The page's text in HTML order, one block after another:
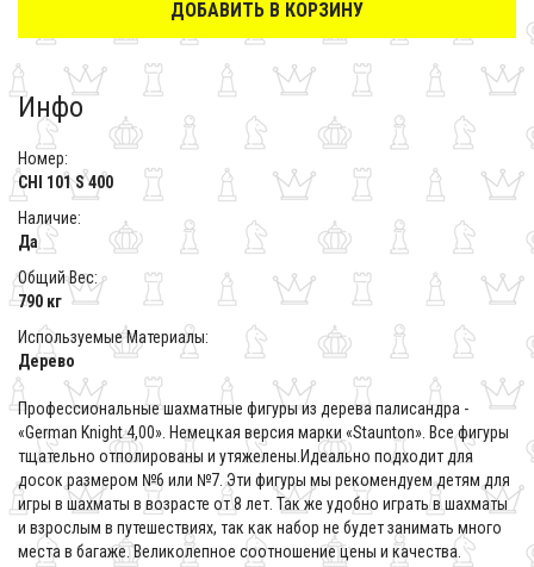
ДОБАВИТЬ В КОРЗИНУ
Инфо
Номер:
CHI 101 S 400
Наличие:
Да
Общий Вес:
790 кг
Используемые Материалы:
Дерево
Профессиональные шахматные фигуры из дерева палисандра -
«German Knight 4,00». Немецкая версия марки «Staunton». Все фигуры
тщательно отполированы и утяжелены.Идеально подходит для
досок размером №6 или №7. Эти фигуры мы рекомендуем детям для
игры в шахматы в возрасте от 8 лет. Так же удобно играть в шахматы
и взрослым в путешествиях, так как набор не будет занимать много
места в багаже. Великолепное соотношение цены и качества.